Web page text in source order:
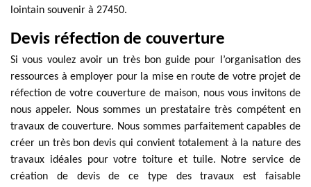
lointain souvenir à 27450.
Devis réfection de couverture
Si vous voulez avoir un très bon guide pour l’organisation des
ressources à employer pour la mise en route de votre projet de
réfection de votre couverture de maison, nous vous invitons de
nous appeler. Nous sommes un prestataire très compétent en
travaux de couverture. Nous sommes parfaitement capables de
créer un très bon devis qui convient totalement à la nature des
travaux idéales pour votre toiture et tuile. Notre service de
création de devis de ce type des travaux est faisable